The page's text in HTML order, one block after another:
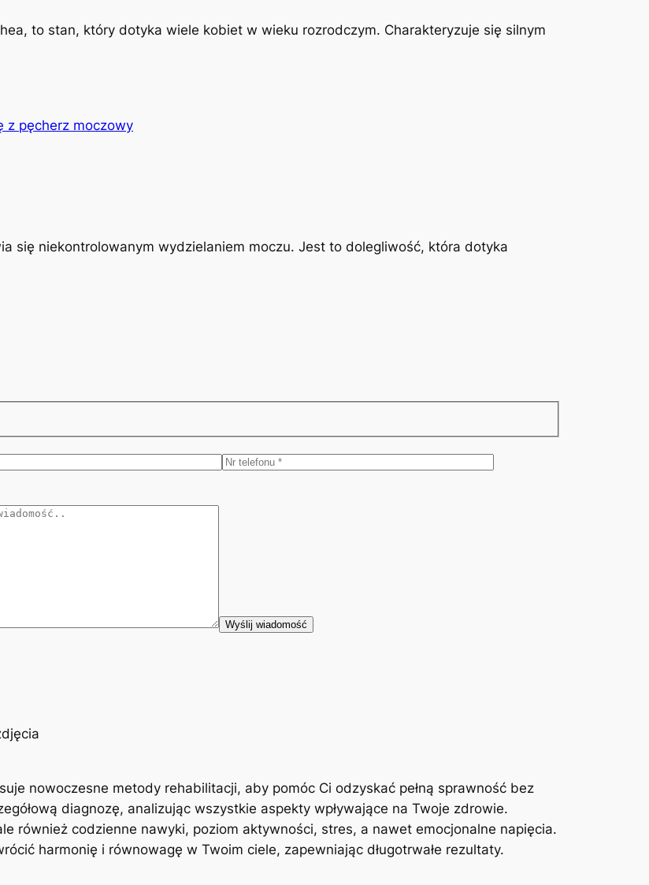
to stan, który dotyka wiele kobiet w wieku rozrodczym. Charakteryzuje się silnym
się niekontrolowanym wydzielaniem moczu. Jest to dolegliwość, która dotyka
nowoczesne metody rehabilitacji, aby pomóc Ci odzyskać pełną sprawność bez
diagnozę, analizując wszystkie aspekty wpływające na Twoje zdrowie.
również codzienne nawyki, poziom aktywności, stres, a nawet emocjonalne napięcia.
harmonię i równowagę w Twoim ciele, zapewniając długotrwałe rezultaty.